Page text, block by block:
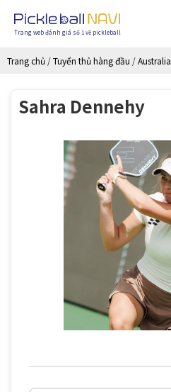
Trang web đánh giá số 1 về pickleball
Trang chủ /Tuyển thủ hàng đầu /Australia
Sahra Dennehy